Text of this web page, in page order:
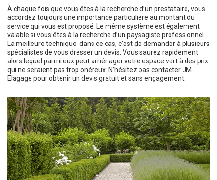
À chaque fois que vous êtes à la recherche d’un prestataire, vous
accordez toujours une importance particulière au montant du
service qui vous est proposé. Le même système est également
valable si vous êtes à la recherche d’un paysagiste professionnel.
La meilleure technique, dans ce cas, c’est de demander à plusieurs
spécialistes de vous dresser un devis. Vous saurez rapidement
alors lequel parmi eux peut aménager votre espace vert à des prix
qui ne seraient pas trop onéreux. N’hésitez pas contacter JM
Elagage pour obtenir un devis gratuit et sans engagement.